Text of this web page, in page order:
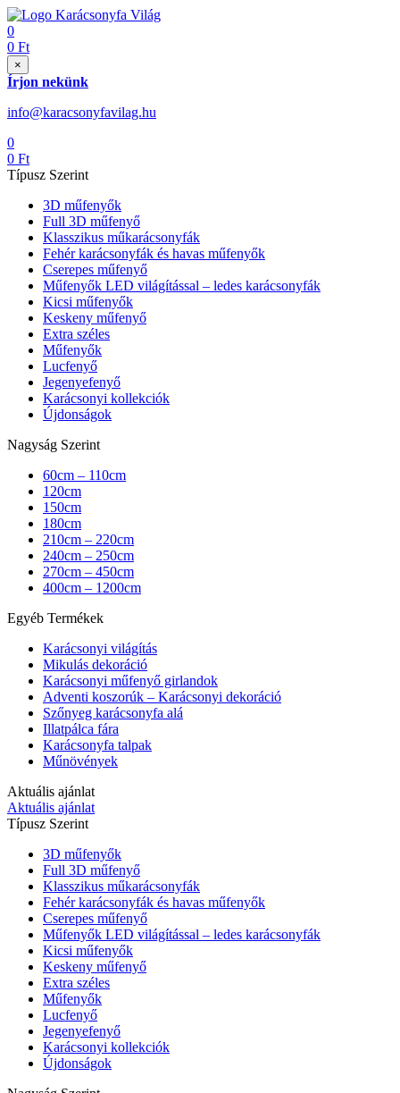
0
0 Ft
×
Írjon nekünk
info@karacsonyfavilag.hu
0
0 Ft
Típusz Szerint
3D műfenyők
Full 3D műfenyő
Klasszikus műkarácsonyfák
Fehér karácsonyfák és havas műfenyők
Cserepes műfenyő
Műfenyők LED világítással – ledes karácsonyfák
Kicsi műfenyők
Keskeny műfenyő
Extra széles
Műfenyők
Lucfenyő
Jegenyefenyő
Karácsonyi kollekciók
Újdonságok
Nagyság Szerint
60cm – 110cm
120cm
150cm
180cm
210cm – 220cm
240cm – 250cm
270cm – 450cm
400cm – 1200cm
Egyéb Termékek
Karácsonyi világítás
Mikulás dekoráció
Karácsonyi műfenyő girlandok
Adventi koszorúk – Karácsonyi dekoráció
Szőnyeg karácsonyfa alá
Illatpálca fára
Karácsonyfa talpak
Műnövények
Aktuális ajánlat
Aktuális ajánlat
Típusz Szerint
3D műfenyők
Full 3D műfenyő
Klasszikus műkarácsonyfák
Fehér karácsonyfák és havas műfenyők
Cserepes műfenyő
Műfenyők LED világítással – ledes karácsonyfák
Kicsi műfenyők
Keskeny műfenyő
Extra széles
Műfenyők
Lucfenyő
Jegenyefenyő
Karácsonyi kollekciók
Újdonságok